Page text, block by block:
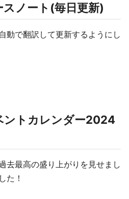
ノート(毎日更新)
動で翻訳して更新するようにし
トカレンダー2024
去最高の盛り上がりを見せまし
た！